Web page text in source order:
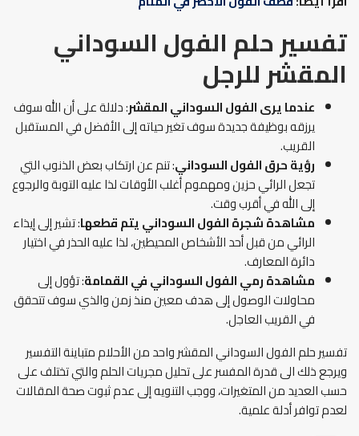
تفسير حلم الفول السوداني
المقشرللرجل
عندما يرىالفول السوداني المقشر: دلالة على أن الله سوف
يرزقه بوظيفة جديدة سوف تغير حياته إلى الأفضل في المستقبل
القريب.
رؤية حرق الفول السوداني: تنم عن ارتكاب بعض الذنوب التي
تجعل الرائي حزين ومهموم أغلب الأوقات لذا عليه التوبة والرجوع
إلى الله في أقرب وقت.
مشاهدة شجرة الفول السوداني يتم قطعها: تشير إلى إيذاء
الرائي من قبل أحد الأشخاص المحيطين، لذا عليه الحذر في اختيار
دائرة المعارف.
مشاهدة رمي الفول السودانيفي القمامة: تؤول إلى
محاولات الوصول إلى هدف معين منذ زمن والذي سوف تتحقق
في القريب العاجل.
تفسير حلم الفول السوداني المقشر واحد من الأحلام متباينة التفسير
ويرجع ذلك الى قدرة المفسر على تحليل مجريات الحلم والتي تختلف على
حسب العديد من المتغيرات، ووجب التنويه إلى عدم ثبوت صحة المقالات
لعدم توافر أدلة علمية.